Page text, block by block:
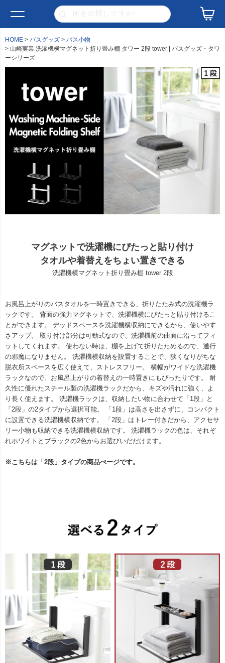
HOME バスグッズ
バス小物
山崎実業 洗濯機横マグネット折り畳み棚 タワー 2段 tower | バスグッズ・タワ
ーシリーズ
マグネットで洗濯機にぴたっと貼り付け
タオルや着替えをちょい置きできる
洗濯機横マグネット折り畳み棚 tower 2段
お風呂上がりのバスタオルを一時置きできる、折りたたみ式の洗濯機ラ
ックです。 背面の強力マグネットで、洗濯機横にぴたっと貼り付けるこ
とができます。 デッドスペースを洗濯機横収納にできるから、使いやす
さアップ。 取り付け部分は可動式なので、洗濯機前の曲面に沿ってフィ
ットしてくれます。 使わない時は、棚を上げて折りたためるので、通行
の邪魔になりません。 洗濯機横収納を設置することで、狭くなりがちな
脱衣所スペースを広く使えて、ストレスフリー。 横幅がワイドな洗濯機
ラックなので、お風呂上がりの着替えの一時置きにもぴったりです。 耐
久性に優れたスチール製の洗濯機ラックだから、キズや汚れに強く、よ
り長く使えます。 洗濯機ラックは、収納したい物に合わせて「1段」と
「2段」の2タイプから選択可能。 「1段」は高さを出さずに、コンパクト
に設置できる洗濯機横収納です。 「2段」はトレー付きだから、アクセサ
リー小物も収納できる洗濯機横収納です。 洗濯機ラックの色は、それぞ
れホワイトとブラックの2色からお選びいだだけます。
※こちらは「2段」タイプの商品ぺージです。